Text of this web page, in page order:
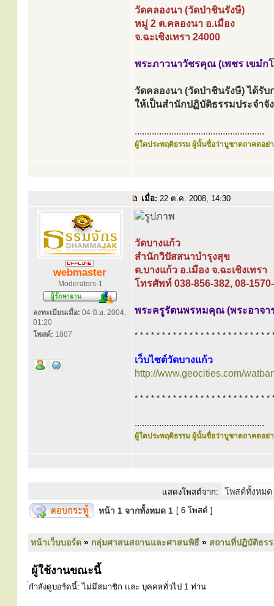
วัดคลองนา (วัดป่าชินรังษี)
หมู่ 2 ต.คลองนา อ.เมือง
จ.ฉะเชิงเทรา 24000
พระภาวนาวัชรคุณ (เพชร เขมํกโ
วัดคลองนา (วัดป่าชินรังษี) ได้รั
ให้เป็นสำนักปฏิบัติธรรมประจำจั
.....................................................
ผู้ใดประพฤติธรรม ผู้นั้นชื่อว่าบูชาตถาคตอย่า
เมื่อ: 22 ต.ค. 2008, 14:30
webmaster
Moderators-1
ลงทะเบียนเมื่อ: 04 มิ.ย. 2004,
01:20
โพสต์: 1807
วัดบางแก้ว
สำนักวิปัสสนาบำรุงสุข
ต.บางแก้ว อ.เมือง จ.ฉะเชิงเทรา
โทรศัพท์ 038-856-382, 08-
พระครูรัตนพรหมคุณ (พระอาจา
* * * * * * * * * * * * * * * * * * * * * * * * *
เว็บไซต์วัดบางแก้ว
http://www.geocities.com/
* * * * * * * * * * * * * * * * * * * * * * * * *
.....................................................
ผู้ใดประพฤติธรรม ผู้นั้นชื่อว่าบูชาตถาคตอย่า
แสดงโพสต์จาก:
หน้า 1 จากทั้งหมด 1 [ 6 โพสต์ ]
หน้าเว็บบอร์ด » กลุ่มศาสนสถานและศาสนพิธี » สถานที่ปฏิบัติธร
ผู้ใช้งานขณะนี้
่กำลังดูบอร์ดนี้: ไม่มีสมาชิก และ บุคคลทั่วไป 1 ท่าน